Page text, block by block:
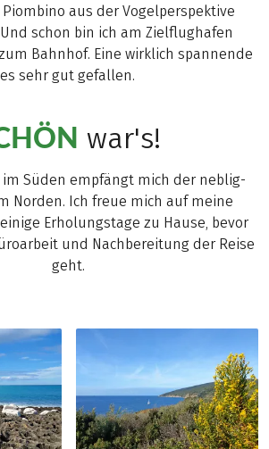
aus der Vogelperspektive
schon bin ich am Zielflughafen
Bahnhof. Eine wirklich spannende
sehr gut gefallen.
war's!
im Süden empfängt mich der neblig-
Norden. Ich freue mich auf meine
Erholungstage zu Hause, bevor
und Nachbereitung der Reise
geht.